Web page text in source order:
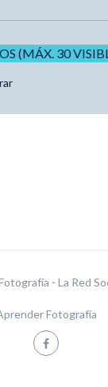
(MÁX. 30
- La Red
Fotografía